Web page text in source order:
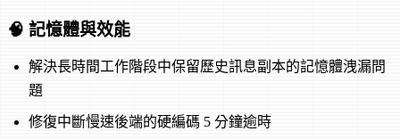
🧠 記憶體與效能
解決長時間工作階段中保留歷史訊息副本的記憶體洩漏問
題
修復中斷慢速後端的硬編碼 5 分鐘逾時